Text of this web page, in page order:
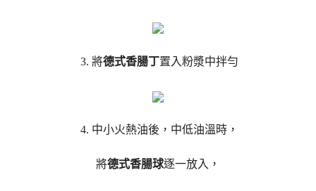
3. 將德式香腸丁置入粉漿中拌勻
4. 中小火熱油後，中低油溫時，
將德式香腸球逐一放入，